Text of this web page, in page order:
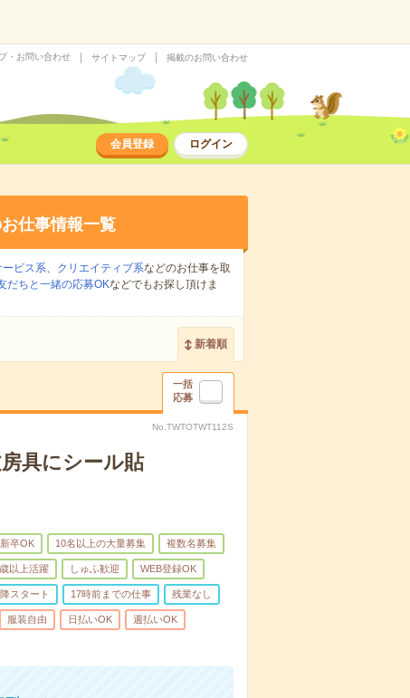
・お問い合わせ サイトマップ 掲載のお問い合わせ
会員登録 ログイン
仕事情報一覧
ビス系、 クリエイティブ系などのお仕事を取
だちと一緒の応募OKなどでもお探し頂けま
新着順
一括
応募
No.TWTOTWT112S
具にシール貼
卒OK 10名以上の大量募集 複数名募集
以上活躍 しゅふ歓迎 WEB登録OK
スタート 17時前までの仕事 残業なし
服装自由 日払いOK 週払いOK